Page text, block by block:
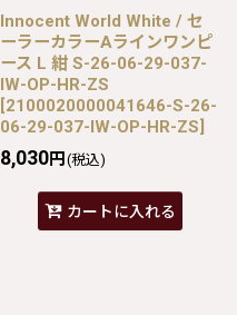
Innocent World White / セ
ーラーカラーAラインワンピ
ース L 紺 S-26-06-29-037-
IW-OP-HR-ZS
[2100020000041646-S-26-
06-29-037-IW-OP-HR-ZS]
8,030円 (税込)
カートに入れる